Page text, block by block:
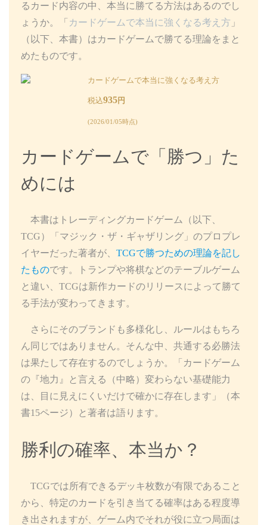
るカード内容の中、本当に勝てる方法はあるのでし
ょうか。「 カードゲームで本当に強くなる考え方 」
（以下、本書）はカードゲームで勝てる理論をまと
めたものです。
カードゲームで本当に強くなる考え方
税込935 円
(2026/01/05時点)
カードゲームで「勝つ」た
めには
本書はトレーディングカードゲーム（以下、
TCG）「マジック・ザ・ギャザリング」のプロプレ
イヤーだった著者が、 TCGで勝つための理論を記し
たものです。トランプや将棋などのテーブルゲーム
と違い、TCGは新作カードのリリースによって勝て
る手法が変わってきます。
さらにそのブランドも多様化し、ルールはもちろ
ん同じではありません。そんな中、共通する必勝法
は果たして存在するのでしょうか。「カードゲーム
の『地力』と言える（中略）変わらない基礎能力
は、目に見えにくいだけで確かに存在します」（本
書15ページ）と著者は語ります。
勝利の確率、本当か？
TCGでは所有できるデッキ枚数が有限であること
から、特定のカードを引き当てる確率はある程度導
き出されますが、ゲーム内でそれが役に立つ局面は